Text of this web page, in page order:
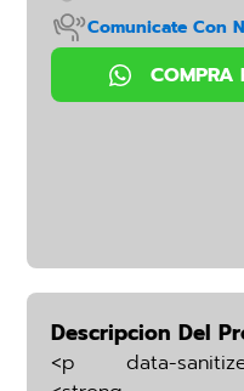
Comunicate Con
Descripcion Del
<p data-